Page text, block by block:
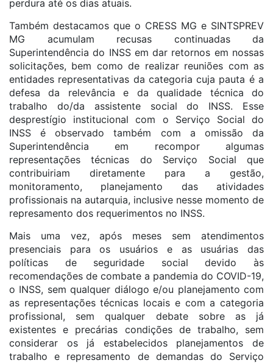
perdura até os dias atuais.
Também destacamos que o CRESS MG e SINTSPREV
MG acumulam recusas continuadas da
Superintendência do INSS em dar retornos em nossas
solicitações, bem como de realizar reuniões com as
entidades representativas da categoria cuja pauta é a
defesa da relevância e da qualidade técnica do
trabalho do/da assistente social do INSS. Esse
desprestígio institucional com o Serviço Social do
INSS é observado também com a omissão da
Superintendência em recompor algumas
representações técnicas do Serviço Social que
contribuiriam diretamente para a gestão,
monitoramento, planejamento das atividades
profissionais na autarquia, inclusive nesse momento de
represamento dos requerimentos no INSS.
Mais uma vez, após meses sem atendimentos
presenciais para os usuários e as usuárias das
políticas de seguridade social devido às
recomendações de combate a pandemia do COVID-19,
o INSS, sem qualquer diálogo e/ou planejamento com
as representações técnicas locais e com a categoria
profissional, sem qualquer debate sobre as já
existentes e precárias condições de trabalho, sem
considerar os já estabelecidos planejamentos de
trabalho e represamento de demandas do Serviço